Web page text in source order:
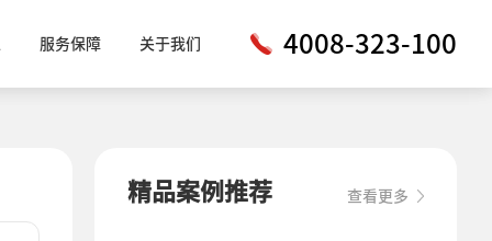
服务保障 关于我们 4008-323-100
精品案例推荐 查看更多